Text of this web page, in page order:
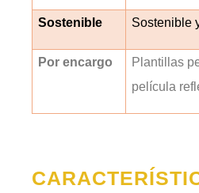
Sostenible Sostenible
Por encargo
Plantillas
película